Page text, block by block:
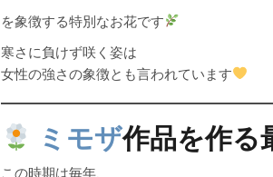
を象徴する特別なお花です
寒さに負けず咲く姿は
女性の強さの象徴とも言われています
ミモザ作品を作る
この時期は毎年、